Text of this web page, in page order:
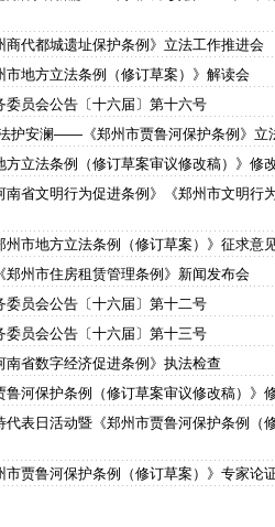
商代都城遗址保护条例》立法工作推进会
市地方立法条例（修订草案）》解读会
委员会公告〔十六届〕第十六号
护安澜——《郑州市贾鲁河保护条例》立
方立法条例（修订草案审议修改稿）》修
南省文明行为促进条例》《郑州市文明行
州市地方立法条例（修订草案）》征求意
郑州市住房租赁管理条例》新闻发布会
委员会公告〔十六届〕第十二号
委员会公告〔十六届〕第十三号
南省数字经济促进条例》执法检查
鲁河保护条例（修订草案审议修改稿）》
代表日活动暨《郑州市贾鲁河保护条例（
市贾鲁河保护条例（修订草案）》专家论